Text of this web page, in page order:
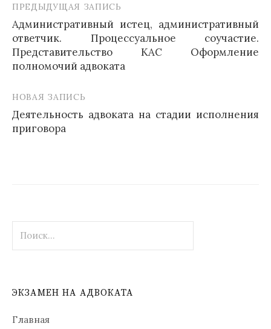
Навигация
по
записям
ПРЕДЫДУЩАЯ ЗАПИСЬ
Административный истец, административный
ответчик. Процессуальное соучастие.
Представительство КАС Оформление
полномочий адвоката
НОВАЯ ЗАПИСЬ
Деятельность адвоката на стадии исполнения
приговора
ЭКЗАМЕН НА АДВОКАТА
Главная